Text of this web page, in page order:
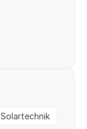
Solartechnik